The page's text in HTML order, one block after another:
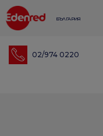
БЪЛГАРИЯ
02/974 0220